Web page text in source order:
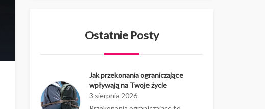
Ostatnie Posty
Jak przekonania ograniczające
wpływają na Twoje życie
3 sierpnia 2026